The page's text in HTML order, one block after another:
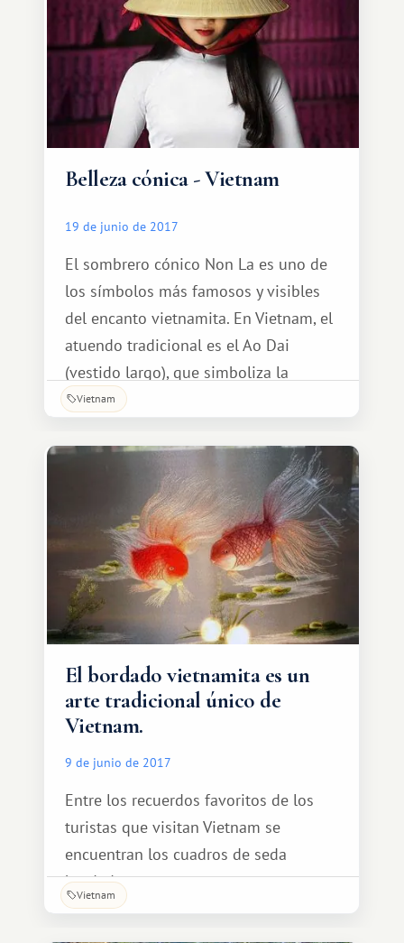
cuadrados. Todos los modelos son
Belleza cónica - Vietnam
19 de junio de 2017
El sombrero cónico Non La es uno de
los símbolos más famosos y visibles
del encanto vietnamita. En Vietnam, el
atuendo tradicional es el Ao Dai
(vestido largo), que simboliza la
belleza grácil y modesta de una mujer,
sombrero cónico Non La, que se utiliza
como un accesorio importante, por lo
Vietnam
El bordado vietnamita es un
arte tradicional único de
Vietnam.
9 de junio de 2017
Entre los recuerdos favoritos de los
turistas que visitan Vietnam se
encuentran los cuadros de seda
bordados a mano.
Vietnam